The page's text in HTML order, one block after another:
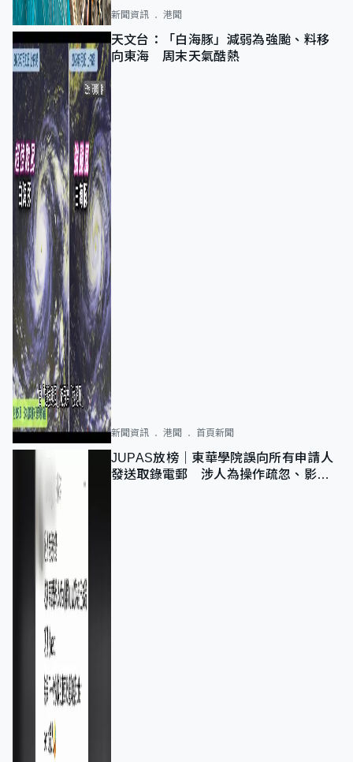
新聞資訊 港聞
天文台：「白海豚」減弱為強颱、料移
向東海 周末天氣酷熱
新聞資訊 港聞 首頁新聞
JUPAS放榜｜東華學院誤向所有申請人
發送取錄電郵 涉人為操作疏忽、影響